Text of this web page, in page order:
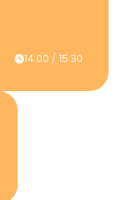
14:00 / 15:30